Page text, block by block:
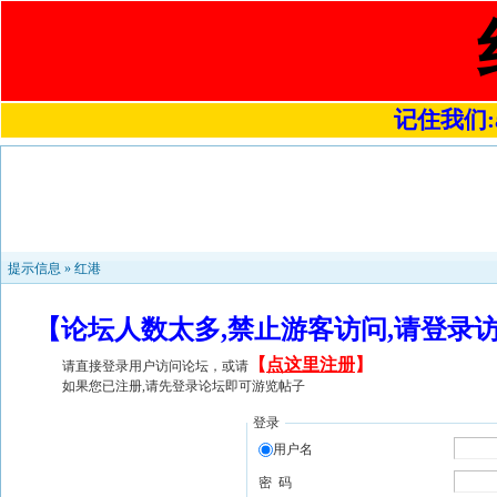
记住我们
提示信息 » 红港
【论坛人数太多,禁止游客访问,请登
请直接登录用户访问论坛，或请 【 点这里注册】
如果您已注册,请先登录论坛即可游览帖子
登录
用户名
密 码